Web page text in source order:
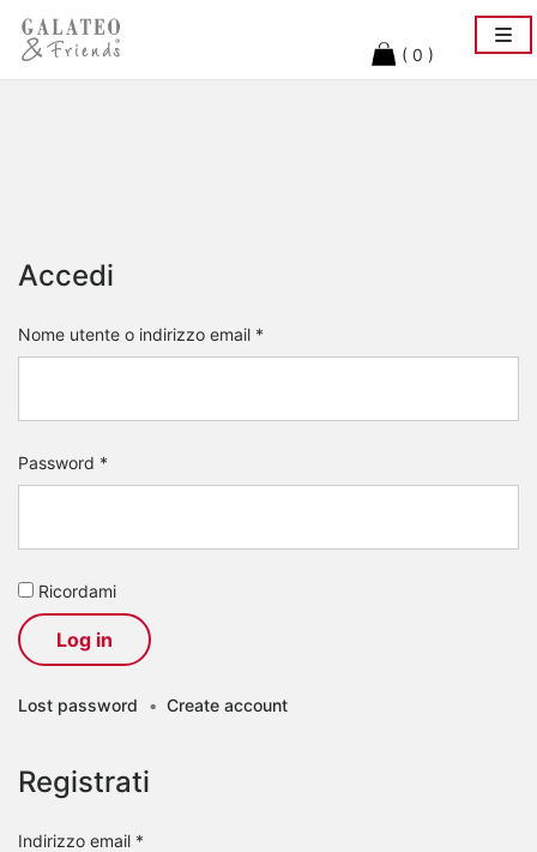
( 0 )
Accedi
Nome utente o indirizzo email *
Password *
Ricordami
Log in
Lost password • Create account
Registrati
Indirizzo email *